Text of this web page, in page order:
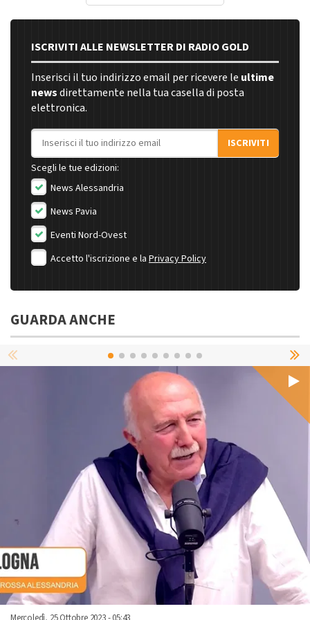
ISCRIVITI ALLE NEWSLETTER DI RADIO GOLD
Inserisci il tuo indirizzo email per ricevere le ultime
newsdirettamente nella tua casella di posta
elettronica.
Indirizzo email
ISCRIVITI
Scegli le tue edizioni:
News Alessandria
News Pavia
Eventi Nord-Ovest
Accetto l'iscrizione e la Privacy Policy
GUARDA ANCHE